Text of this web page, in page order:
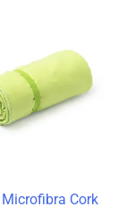
Cork
prezzo:
da
6,28 €
a
8,97 €